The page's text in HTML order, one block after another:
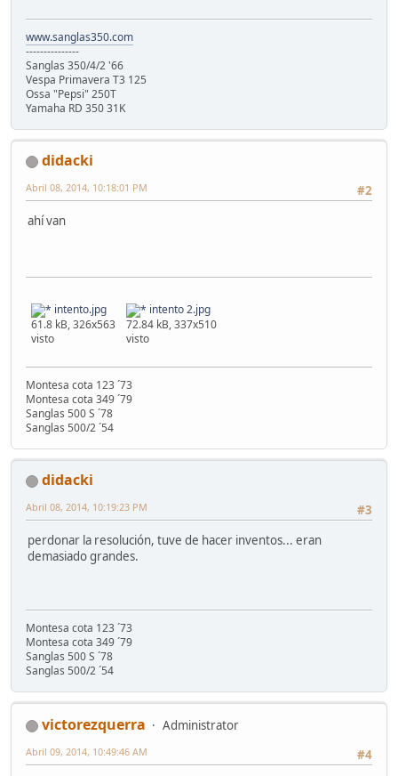
www.sanglas350.com
---------------
Sanglas 350/4/2 '66
Vespa Primavera T3 125
Ossa "Pepsi" 250T
Yamaha RD 350 31K
didacki
#2
Abril 08, 2014, 10:18:01 PM
ahí van
intento.jpg
61.8 kB, 326x563
visto
intento 2.jpg
72.84 kB, 337x510
visto
Montesa cota 123 ´73
Montesa cota 349 ´79
Sanglas 500 S ´78
Sanglas 500/2 ´54
didacki
#3
Abril 08, 2014, 10:19:23 PM
perdonar la resolución, tuve de hacer inventos... eran
demasiado grandes.
Montesa cota 123 ´73
Montesa cota 349 ´79
Sanglas 500 S ´78
Sanglas 500/2 ´54
victorezquerra
Administrator
#4
Abril 09, 2014, 10:49:46 AM